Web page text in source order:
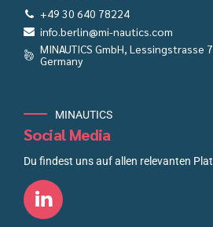
+49 30 640 78224
info.berlin@mi-nautics.com
MINAUTICS GmbH,
Germany
MINAUTICS
Social Media
Du findest uns auf allen relevanten